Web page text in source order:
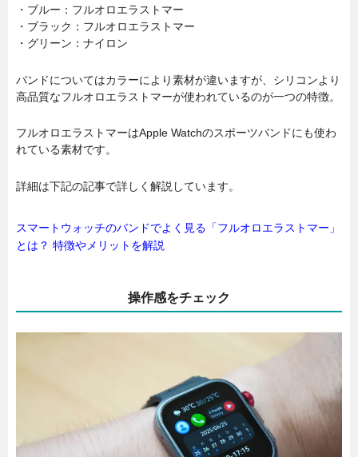
・ブルー：フルオロエラストマー
・ブラック：フルオロエラストマー
・グリーン：ナイロン
バンドについてはカラーにより素材が違いますが、シリコンより
高品質なフルオロエラストマーが使われているのが一つの特徴。
フルオロエラストマーはApple Watchのスポーツバンドにも使わ
れている素材です。
詳細は下記の記事で詳しく解説しています。
スマートウォッチのバンドでよく見る「フルオロエラストマー」
とは？ 特徴やメリットを解説
操作感をチェック